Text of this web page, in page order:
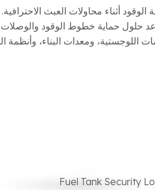
أثناء محاولات العبث
ومعدات البناء، وأنظمة